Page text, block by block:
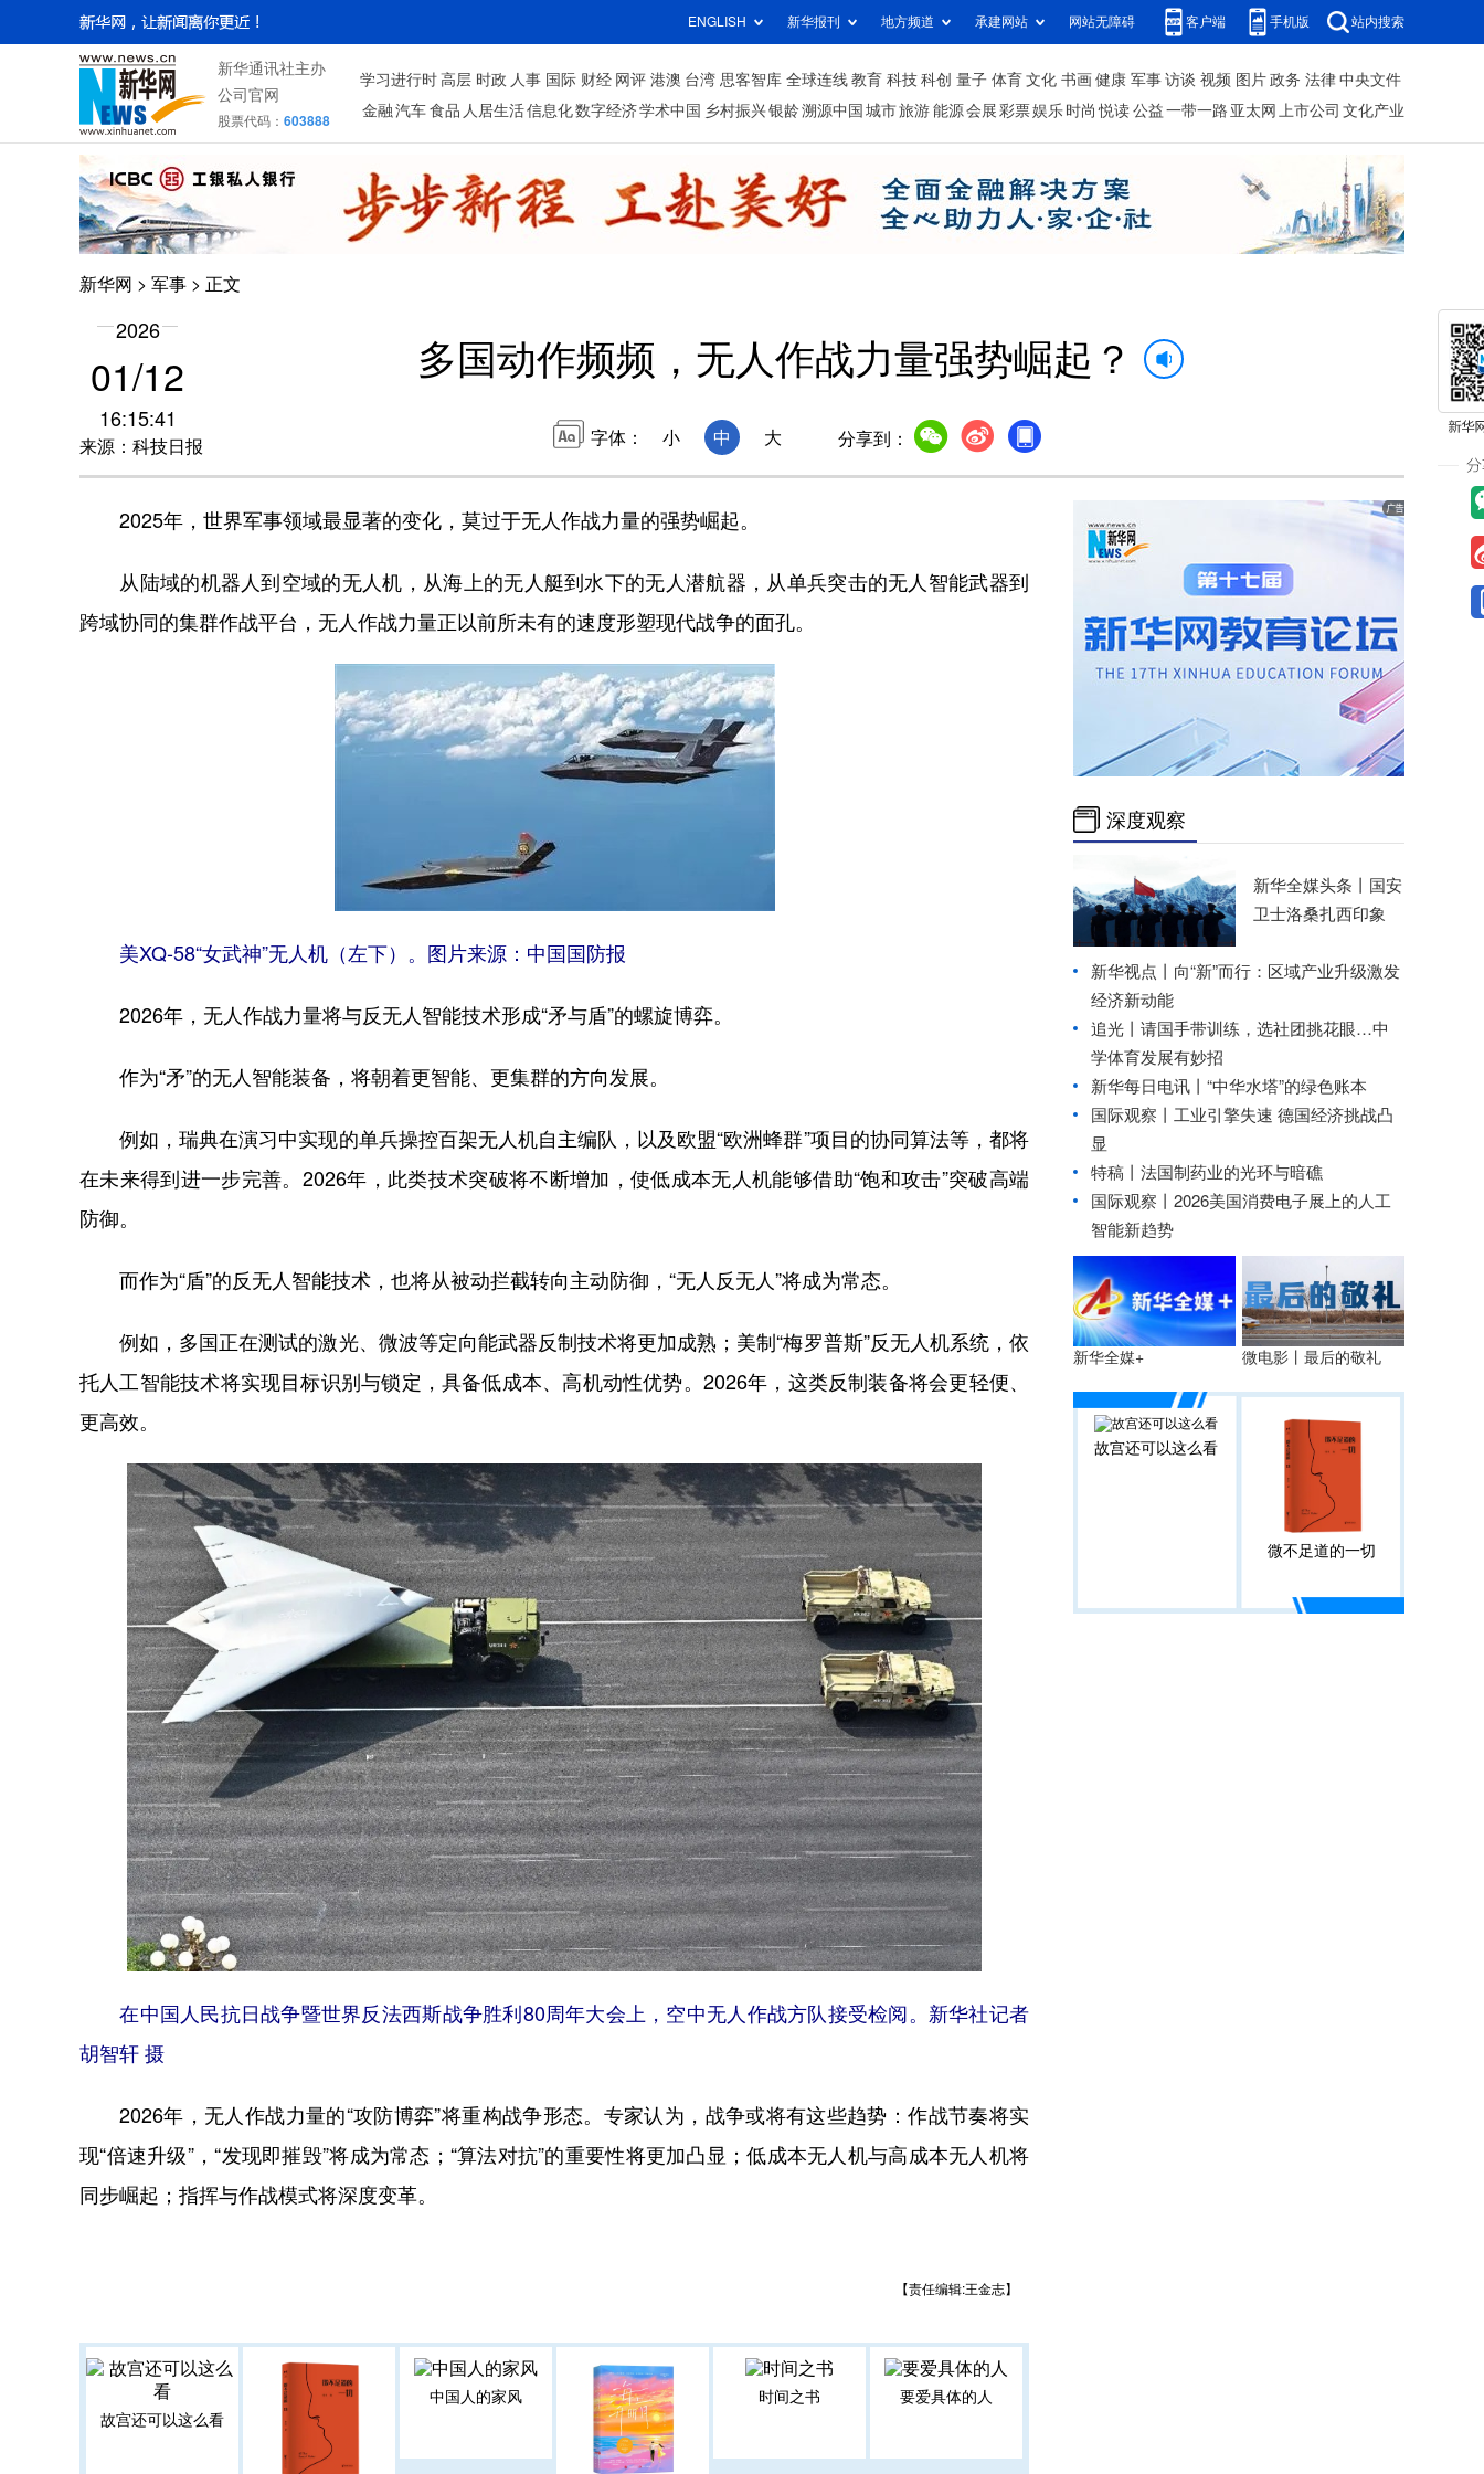
ENGLISH 新华报刊 地方频道 承建网站 网站无障碍 客户端 手机版 站内搜索
新华通讯社主办
公司官网
股票代码： 603888
学习进行时 高层 时政 人事 国际 财经 网评 港澳 台湾 思客智库 全球连线 教育 科技 科创 量子 体育 文化 书画 健康 军事 访谈 视频 图片 政务 法律 中央文件
金融 汽车 食品 人居生活信息化数字经济学术中国 乡村振兴银龄溯源中国 城市旅游 能源 会展 彩票娱乐 时尚 悦读 公益 一带一路 亚太网 上市公司 文化产业
新华网 > 军事 > 正文
2026
01/12
16:15:41
来源：科技日报
多国动作频频，无人作战力量强势崛起？
字体： 小 中 大 分享到：
2025年，世界军事领域最显著的变化，莫过于无人作战力量的强势崛起。
从陆域的机器人到空域的无人机，从海上的无人艇到水下的无人潜航器，从单兵突击的无人智能武器到
跨域协同的集群作战平台，无人作战力量正以前所未有的速度形塑现代战争的面孔。
美XQ-58“女武神”无人机（左下）。图片来源：中国国防报
2026年，无人作战力量将与反无人智能技术形成“矛与盾”的螺旋博弈。
作为“矛”的无人智能装备，将朝着更智能、更集群的方向发展。
例如，瑞典在演习中实现的单兵操控百架无人机自主编队，以及欧盟“欧洲蜂群”项目的协同算法等，都将
在未来得到进一步完善。2026年，此类技术突破将不断增加，使低成本无人机能够借助“饱和攻击”突破高端
防御。
而作为“盾”的反无人智能技术，也将从被动拦截转向主动防御，“无人反无人”将成为常态。
例如，多国正在测试的激光、微波等定向能武器反制技术将更加成熟；美制“梅罗普斯”反无人机系统，依
托人工智能技术将实现目标识别与锁定，具备低成本、高机动性优势。2026年，这类反制装备将会更轻便、
更高效。
在中国人民抗日战争暨世界反法西斯战争胜利80周年大会上，空中无人作战方队接受检阅。新华社记者
胡智轩 摄
2026年，无人作战力量的“攻防博弈”将重构战争形态。专家认为，战争或将有这些趋势：作战节奏将实
现“倍速升级”，“发现即摧毁”将成为常态；“算法对抗”的重要性将更加凸显；低成本无人机与高成本无人机将
同步崛起；指挥与作战模式将深度变革。
【责任编辑:王金志】
故宫还可以这么看
中国人的家风 时间之书 要爱具体的人
深度观察
新华全媒头条丨
国安
卫士洛桑扎西印象
新华视点丨向“新”而行：区域产业升级激发
经济新动能
追光丨 请国手带训练，选社团挑花眼…中
学体育发展有妙招
新华每日电讯丨 “中华水塔”的绿色账本
国际观察丨工业引擎失速 德国经济挑战凸
显
特稿丨法国制药业的光环与暗礁
国际观察丨2026美国消费电子展上的人工
智能新趋势
新华全媒+ 微电影丨最后的敬礼
故宫还可以这么看
微不足道的一切